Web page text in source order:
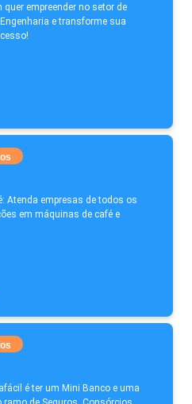
empreender no setor de
e transforme sua
Atenda empresas de todos os
em máquinas de café e
é ter um Mini Banco e uma